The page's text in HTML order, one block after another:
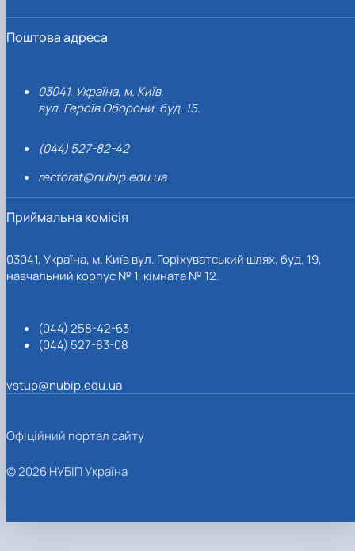
Поштова адреса
03041, Україна, м. Київ,
вул. Героїв Оборони, буд. 15.
(044) 527-82-42
rectorat@nubip.edu.ua
Приймальна комісія
03041, Україна, м. Київ вул. Горіхуватський шлях, буд. 19,
навчальний корпус № 1, кімната № 12.
(044) 258-42-63
(044) 527-83-08
vstup@nubip.edu.ua
Офіційний портал сайту
© 2026 НУБІП Україна